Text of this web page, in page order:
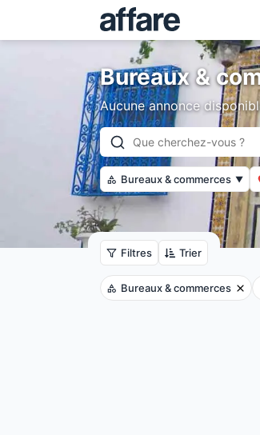
Bureaux &
Aucune annonce
Bureaux & commerces ▼
Filtres Trier
Bureaux & commerces